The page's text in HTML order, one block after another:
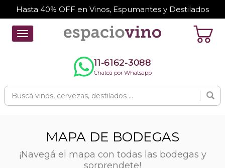
Hasta 40% OFF en Vinos, Espumantes y Destilados
Toggle
navigation
11-6162-3088
Chateá por Whatsapp
MAPA DE BODEGAS
¡Navegá el mapa con todas las bodegas y
sorprendete!